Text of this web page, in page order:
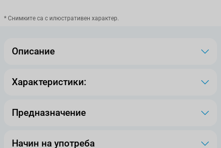
* Снимките са с илюстративен характер.
Описание
Характеристики:
Предназначение
Начин на употреба